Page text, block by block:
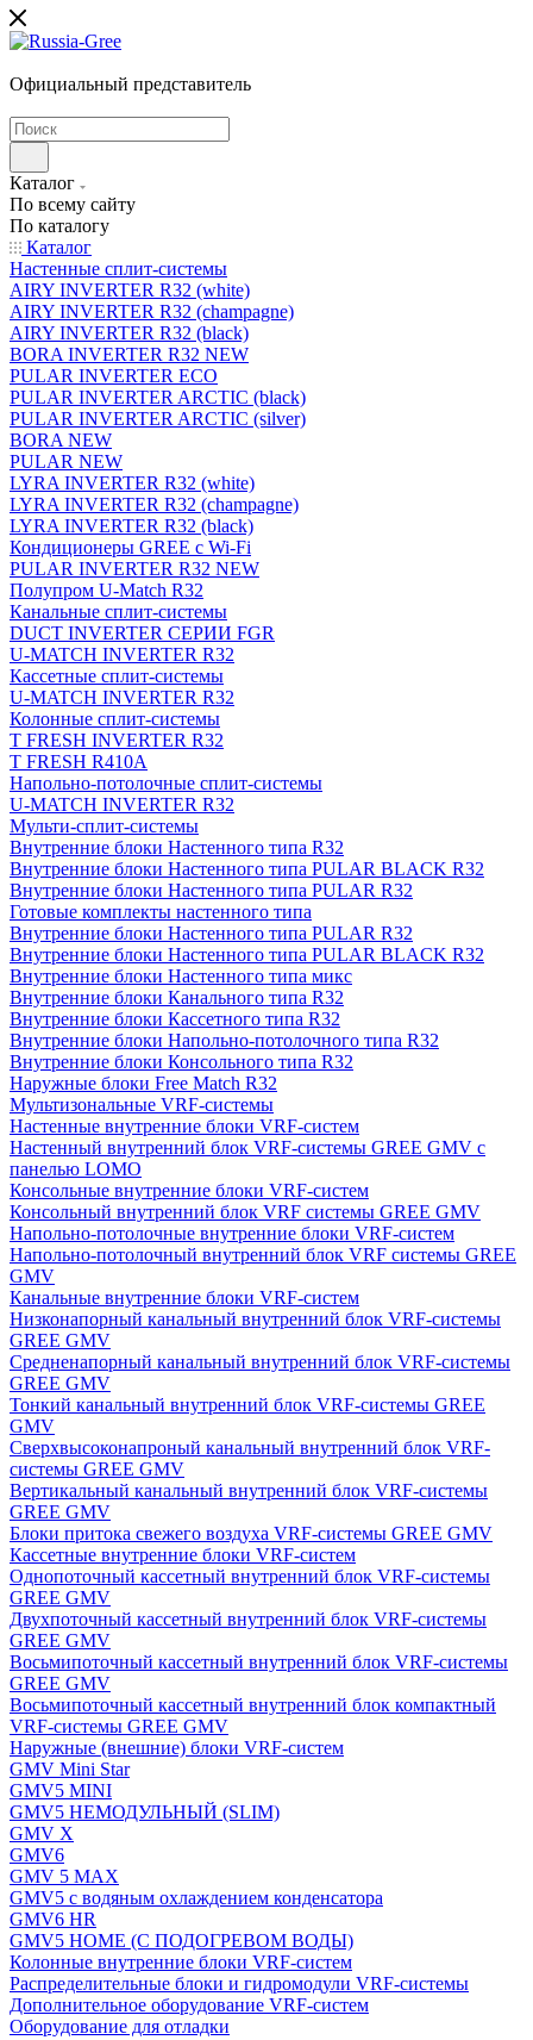
Официальный представитель
Каталог
По всему сайту
По каталогу
Каталог
Настенные сплит-системы
AIRY INVERTER R32 (white)
AIRY INVERTER R32 (champagne)
AIRY INVERTER R32 (black)
BORA INVERTER R32 NEW
PULAR INVERTER ECO
PULAR INVERTER ARCTIC (black)
PULAR INVERTER ARCTIC (silver)
BORA NEW
PULAR NEW
LYRA INVERTER R32 (white)
LYRA INVERTER R32 (champagne)
LYRA INVERTER R32 (black)
Кондиционеры GREE с Wi-Fi
PULAR INVERTER R32 NEW
Полупром U-Match R32
Канальные сплит-системы
DUCT INVERTER СЕРИИ FGR
U-MATCH INVERTER R32
Кассетные сплит-системы
U-MATCH INVERTER R32
Колонные сплит-системы
T FRESH INVERTER R32
T FRESH R410A
Напольно-потолочные сплит-системы
U-MATCH INVERTER R32
Мульти-сплит-системы
Внутренние блоки Настенного типа R32
Внутренние блоки Настенного типа PULAR BLACK R32
Внутренние блоки Настенного типа PULAR R32
Готовые комплекты настенного типа
Внутренние блоки Настенного типа PULAR R32
Внутренние блоки Настенного типа PULAR BLACK R32
Внутренние блоки Настенного типа микс
Внутренние блоки Канального типа R32
Внутренние блоки Кассетного типа R32
Внутренние блоки Напольно-потолочного типа R32
Внутренние блоки Консольного типа R32
Наружные блоки Free Match R32
Мультизональные VRF-системы
Настенные внутренние блоки VRF-систем
Настенный внутренний блок VRF-системы GREE GMV с
панелью LOMO
Консольные внутренние блоки VRF-систем
Консольный внутренний блок VRF системы GREE GMV
Напольно-потолочные внутренние блоки VRF-систем
Напольно-потолочный внутренний блок VRF системы GREE
GMV
Канальные внутренние блоки VRF-систем
Низконапорный канальный внутренний блок VRF-системы
GREE GMV
Средненапорный канальный внутренний блок VRF-системы
GREE GMV
Тонкий канальный внутренний блок VRF-системы GREE
GMV
Сверхвысоконапроный канальный внутренний блок VRF-
системы GREE GMV
Вертикальный канальный внутренний блок VRF-системы
GREE GMV
Блоки притока свежего воздуха VRF-системы GREE GMV
Кассетные внутренние блоки VRF-систем
Однопоточный кассетный внутренний блок VRF-системы
GREE GMV
Двухпоточный кассетный внутренний блок VRF-системы
GREE GMV
Восьмипоточный кассетный внутренний блок VRF-системы
GREE GMV
Восьмипоточный кассетный внутренний блок компактный
VRF-системы GREE GMV
Наружные (внешние) блоки VRF-систем
GMV Mini Star
GMV5 MINI
GMV5 НЕМОДУЛЬНЫЙ (SLIM)
GMV X
GMV6
GMV 5 MAX
GMV5 с водяным охлаждением конденсатора
GMV6 HR
GMV5 HOME (С ПОДОГРЕВОМ ВОДЫ)
Колонные внутренние блоки VRF-систем
Распределительные блоки и гидромодули VRF-системы
Дополнительное оборудование VRF-систем
Оборудование для отладки